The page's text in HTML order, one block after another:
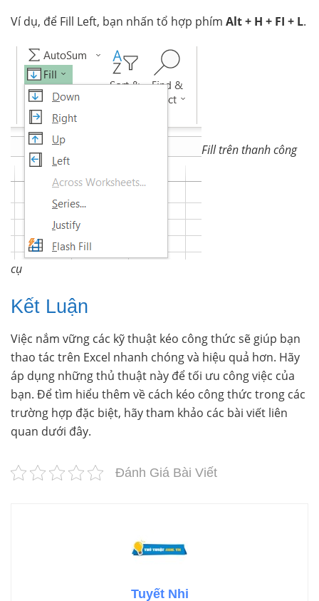
Ví dụ, để Fill Left, bạn nhấn tổ hợp phím Alt + H + FI + L.
Fill trên thanh công
cụ
Kết Luận
Việc nắm vững các kỹ thuật kéo công thức sẽ giúp bạn
thao tác trên Excel nhanh chóng và hiệu quả hơn. Hãy
áp dụng những thủ thuật này để tối ưu công việc của
bạn. Để tìm hiểu thêm về cách kéo công thức trong các
trường hợp đặc biệt, hãy tham khảo các bài viết liên
quan dưới đây.
Đánh Giá Bài Viết
Tuyết Nhi